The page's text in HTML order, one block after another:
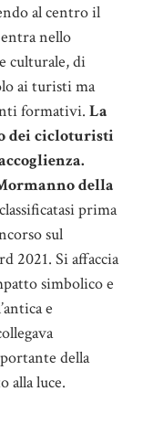
al centro il
nello
culturale, di
ai turisti ma
formativi. La
dei cicloturisti
della
prima
sul
2021. Si affaccia
simbolico e
e
della
alla luce.